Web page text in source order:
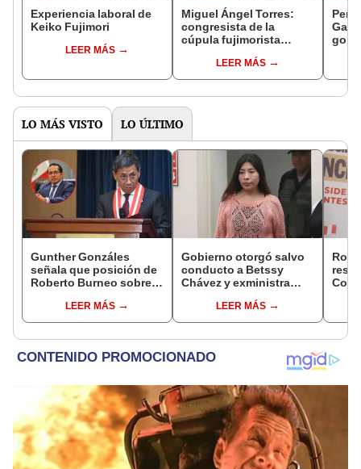
Experiencia laboral de
Keiko Fujimori
LEER MÁS
Miguel Ángel Torres:
congresista de la
cúpula fujimorista
del SenadoLEER MÁS
LO MÁS VISTO LO ÚLTIMO
Gunther Gonzáles
señala que posición de
Roberto Burneo sobre
Aliaga no representan al
JNE
LEER MÁS
Gobierno otorgó salvo
conducto a Betssy
Chávez y exministra
madrugadaLEER MÁS